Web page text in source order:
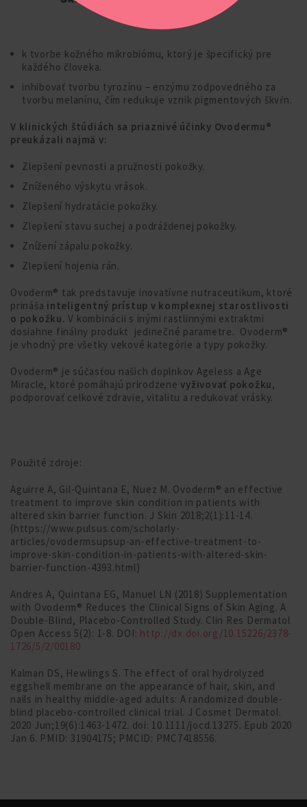
k tvorbe kožného mikrobiómu, ktorý je špecifický pre
každého človeka.
inhibovať tvorbu tyrozínu – enzýmu zodpovedného za
tvorbu melanínu, čím redukuje vznik pigmentových škvŕn.
V klinických štúdiách sa priaznivé účinky Ovodermu®
preukázali najmä v:
Zlepšení pevnosti a pružnosti pokožky.
Zníženého výskytu vrások.
Zlepšení hydratácie pokožky.
Zlepšení stavu suchej a podráždenej pokožky.
Znížení zápalu pokožky.
Zlepšení hojenia rán.
Ovoderm® tak predstavuje inovatívne nutraceutikum, ktoré
prináša inteligentný prístup v komplexnej starostlivosti
o pokožku. V kombinácii s inými rastlinnými extraktmi
dosiahne finálny produkt jedinečné parametre. Ovoderm®
je vhodný pre všetky vekové kategórie a typy pokožky.
Ovoderm® je súčasťou našich doplnkov Ageless a Age
Miracle, ktoré pomáhajú prirodzenevyživovať pokožku,
podporovať celkové zdravie, vitalitu a redukovať vrásky.
Použité zdroje:
Aguirre A, Gil-Quintana E, Nuez M. Ovoderm® an effective
treatment to improve skin condition in patients with
altered skin barrier function. J Skin 2018;2(1):11-14.
(https://www.pulsus.com/scholarly-
articles/ovodermsupsup-an-effective-treatment-to-
improve-skin-condition-in-patients-with-altered-skin-
barrier-function-4393.html)
Andres A, Quintana EG, Manuel LN (2018) Supplementation
with Ovoderm® Reduces the Clinical Signs of Skin Aging. A
Double-Blind, Placebo-Controlled Study. Clin Res Dermatol
Open Access 5(2): 1-8. DOI: http://dx.doi.org/10.15226/2378-
1726/5/2/00180
Kalman DS, Hewlings S. The effect of oral hydrolyzed
eggshell membrane on the appearance of hair, skin, and
nails in healthy middle-aged adults: A randomized double-
blind placebo-controlled clinical trial. J Cosmet Dermatol.
2020 Jun;19(6):1463-1472. doi: 10.1111/jocd.13275. Epub 2020
Jan 6. PMID: 31904175; PMCID: PMC7418556.